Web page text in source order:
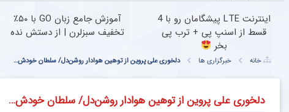
اینترنت LTE پیشگامان رو با 4
قسط از اسنپ پی + ترب پی
بخر
آموزش جامع زبان GO با ۵۰٪
تخفیف سبزلرن | از دستش نده
خانه خبرگزاری ها دلخوری علی پروین از توهین هوادار روشن‌دل/ سلطان خودش…
دلخوری علی پروین از توهین هوادار روشن‌دل/ سلطان خودش…